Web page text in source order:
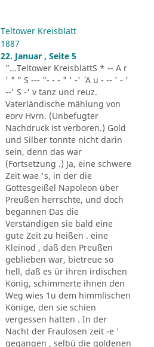
Teltower Kreisblatt
1887
22. Januar , Seite 5
"...Teltower KreisblattS * -- A r
' " " S --- "- - - " ' -' ´ A u - -- ' - '
--' S -' v tanz und reuz.
Vaterländische mählung von
eorv Hvrn. (Unbefugter
Nachdruck ist verboren.) Gold
und Silber tonnte nicht darin
sein, denn das war
(Fortsetzung .) Ja, eine schwere
Zeit wae 's, in der die
Gottesgeißel Napoleon über
Preußen herrschte, und doch
begannen Das die
Verständigen sie bald eine
gute Zeit zu heißen . eine
Kleinod , daß den Preußen
geblieben war, bietreue so
hell, daß es ür ihren irdischen
König, schimmerte ihnen den
Weg wies 1u dem himmlischen
Könige, den sie schien
vergessen hatten . In der
Nacht der Fraulosen zeit -e '
gegangen , selbü die goldenen